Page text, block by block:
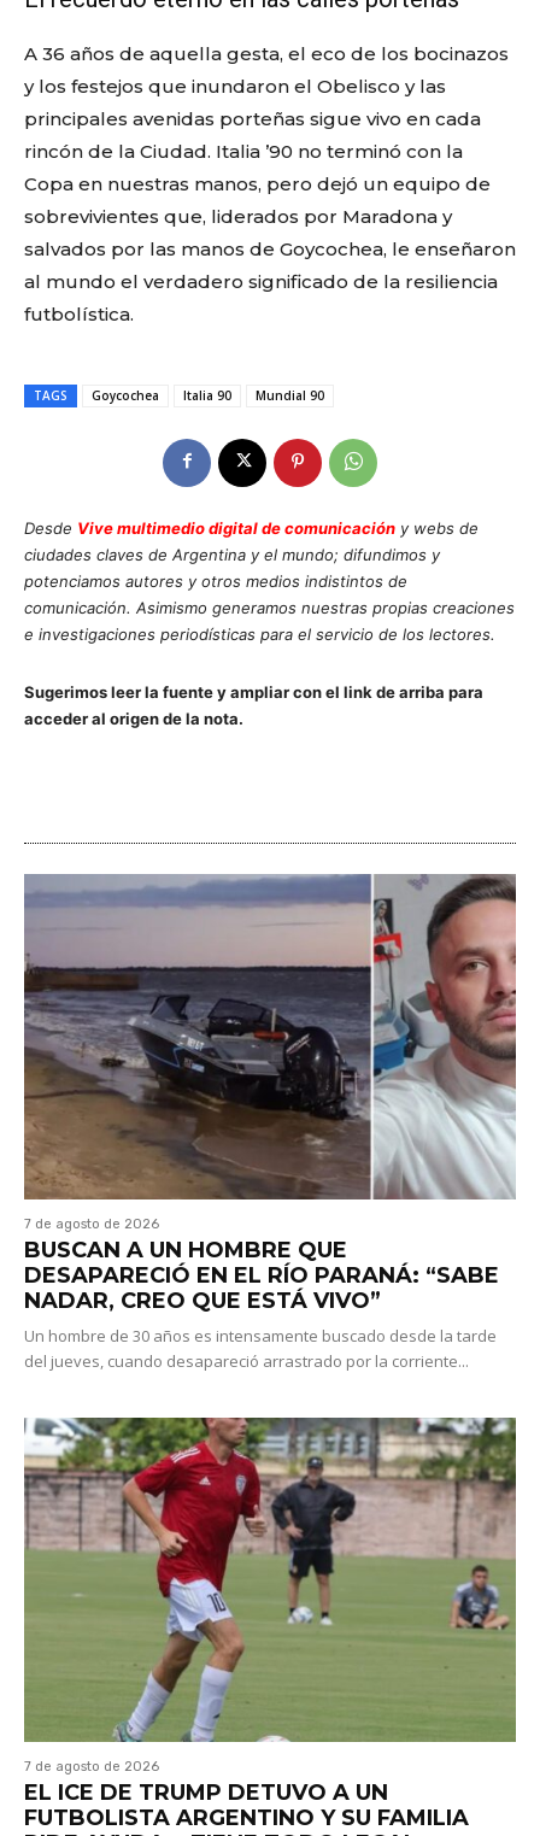
A 36 años de aquella gesta, el eco de los bocinazos
y los festejos que inundaron el Obelisco y las
principales avenidas porteñas sigue vivo en cada
rincón de la Ciudad. Italia ’90 no terminó con la
Copa en nuestras manos, pero dejó un equipo de
sobrevivientes que, liderados por Maradona y
salvados por las manos de Goycochea, le enseñaron
al mundo el verdadero significado de la resiliencia
futbolística.
TAGS Goycochea Italia 90 Mundial 90
Desde Vive multimedio digital de comunicación y webs de
ciudades claves de Argentina y el mundo; difundimos y
potenciamos autores y otros medios indistintos de
comunicación. Asimismo generamos nuestras propias creaciones
e investigaciones periodísticas para el servicio de los lectores.
Sugerimos leer la fuente y ampliar con el link de arriba para
acceder al origen de la nota.
7 de agosto de 2026
BUSCAN A UN HOMBRE QUE
DESAPARECIÓ EN EL RÍO PARANÁ: “SABE
NADAR, CREO QUE ESTÁ VIVO”
Un hombre de 30 años es intensamente buscado desde la tarde
del jueves, cuando desapareció arrastrado por la corriente...
7 de agosto de 2026
EL ICE DE TRUMP DETUVO A UN
FUTBOLISTA ARGENTINO Y SU FAMILIA